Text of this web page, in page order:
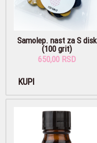
Samolep. nast za S disk
(100 grit)
650,00 RSD
KUPI